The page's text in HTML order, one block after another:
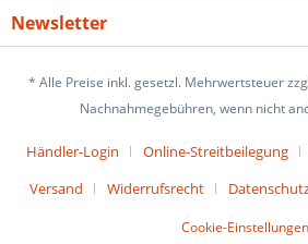
Newsletter
* Alle Preise inkl. gesetzl. Mehrwertsteuer
Nachnahmegebühren, wenn nicht
Händler-Login Online-Streitbeilegung
Versand
Widerrufsrecht
Cookie-Einstellungen